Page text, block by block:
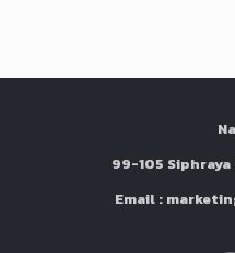
99-105
Email :